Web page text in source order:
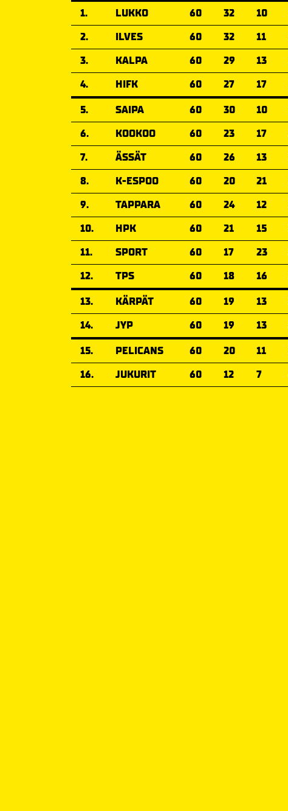
1.
LUKKO 60 32 10
2.
ILVES 60 32 11
3.
KALPA 60 29 13
4.
HIFK 60 27 17
5.
SAIPA 60 30 10
6.
KOOKOO 60 23 17
7.
ÄSSÄT 60 26 13
8.
K-ESPOO 60 20 21
9.
TAPPARA 60 24 12
10.
HPK 60 21 15
11.
SPORT 60 17 23
12.
TPS 60 18 16
13.
KÄRPÄT 60 19 13
14.
JYP 60 19 13
15.
PELICANS 60 20 11
16.
JUKURIT 60 12 7